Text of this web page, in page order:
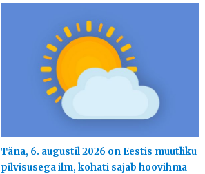
Täna, 6. augustil 2026 on Eestis muutliku
pilvisusega ilm, kohati sajab hoovihma